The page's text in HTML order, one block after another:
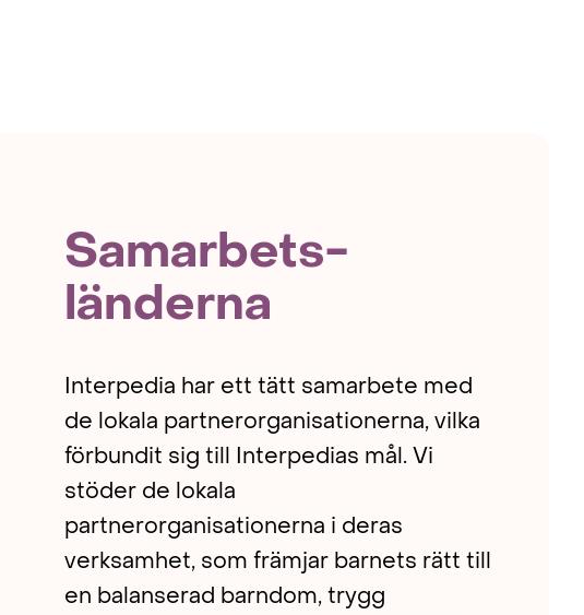
Samarbets­
länderna
Interpedia har ett tätt samarbete med
de lokala partnerorganisationerna, vilka
förbundit sig till Interpedias mål. Vi
stöder de lokala
partnerorganisationerna i deras
verksamhet, som främjar barnets rätt till
en balanserad barndom, trygg